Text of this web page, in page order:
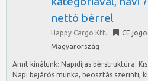
nettó bérrel
Happy Cargo Kft. CE
Magyarország
Amit kínálunk: Napidíjas bérstruktúra.
Napi bejárós munka, beosztás szerinti,